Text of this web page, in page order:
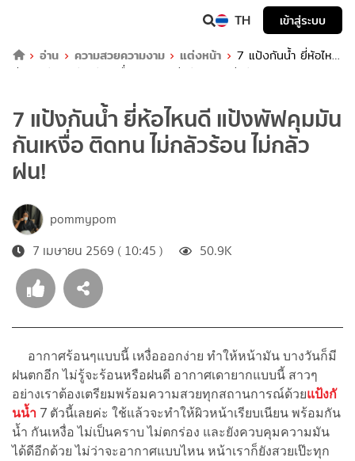
TH
เข้าสู่ระบบ
อ่าน
ความสวยความงาม แต่งหน้า
7 แป้งกันน้ำ ยี่ห้อไหน
ดี แป้งพัฟคุมมัน กันเหงื่อ ติดทน ไม่กลัวร้อน ไม่กลัวฝน!
7 แป้งกันน้ำ ยี่ห้อไหนดี แป้งพัฟคุมมัน
กันเหงื่อ ติดทน ไม่กลัวร้อน ไม่กลัว
ฝน!
pommypom
7 เมษายน 2569 ( 10:45 )
50.9K
อากาศร้อนๆแบบนี้ เหงื่อออกง่าย ทำให้หน้ามัน บางวันก็มี
ฝนตกอีก ไม่รู้จะร้อนหรือฝนดี อากาศเดายากแบบนี้ สาวๆ
อย่างเราต้องเตรียมพร้อมความสวยทุกสถานการณ์ด้วยแป้งกั
นน้ำ 7 ตัวนี้เลยค่ะ ใช้แล้วจะทำให้ผิวหน้าเรียบเนียน พร้อมกัน
น้ำ กันเหงื่อ ไม่เป็นคราบ ไม่ตกร่อง และยังควบคุมความมัน
ได้ดีอีกด้วย ไม่ว่าจะอากาศแบบไหน หน้าเราก็ยังสวยเป๊ะทุก